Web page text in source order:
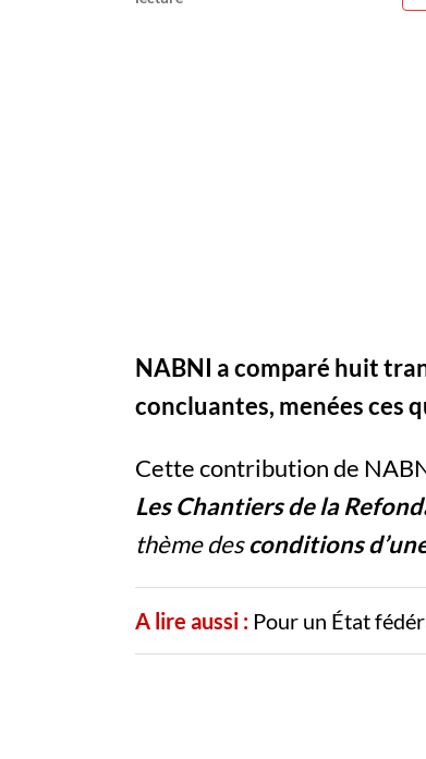
NABNI a comparé huit
concluantes, menées ces
Cette contribution de
Les Chantiers de la
thème desconditions
A lire aussi : Pour un État